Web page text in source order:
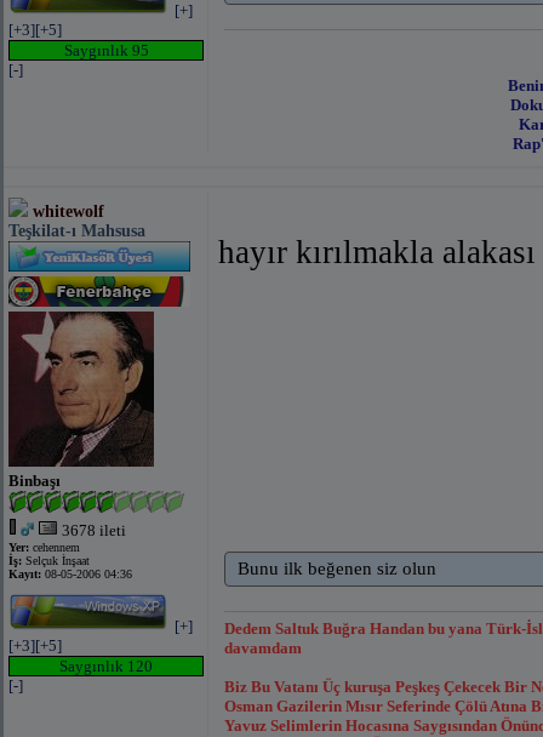
bağlantıyı
[+]
[+3][+5]
Saygınlık 95
[-]
whitewolf
Teşkilat-ı Mahsusa
Binbaşı
3678 ileti
Yer: cehennem
İş: Selçuk İnşaat
Kayıt: 08-05-2006 04:36
[+]
[+3][+5]
Saygınlık 120
[-]
hayır kırılmakla
Bunu ilk beğenen siz olun
Dedem Saltuk Buğra Handan bu yana Türk-
davamdam
Biz Bu Vatanı Üç kuruşa Peşkeş Çekecek Bir
Osman Gazilerin Mısır Seferinde Çölü Atına
Yavuz Selimlerin Hocasına Saygısından